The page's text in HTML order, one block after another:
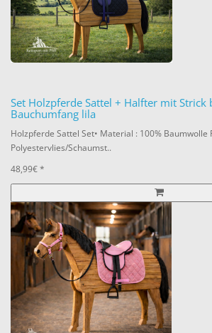
Set Holzpferde Sattel + Halfter mit Strick
Bauchumfang lila
Holzpferde Sattel Set• Material : 100% Baumwolle
Polyestervlies/Schaumst..
48,99€ *